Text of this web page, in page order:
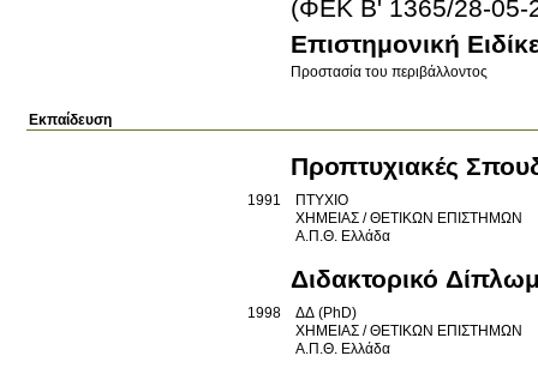
(ΦΕΚ Β' 1365/28-05-
Επιστημονική
Προστασία του περιβάλλοντος
Εκπαίδευση
Προπτυχιακές
1991
ΠΤΥΧΙΟ
ΧΗΜΕΙΑΣ / ΘΕΤΙΚΩΝ ΕΠΙΣΤΗΜΩΝ
Α.Π.Θ. Ελλάδα
Διδακτορικό
1998
ΔΔ (PhD)
ΧΗΜΕΙΑΣ / ΘΕΤΙΚΩΝ ΕΠΙΣΤΗΜΩΝ
Α.Π.Θ. Ελλάδα